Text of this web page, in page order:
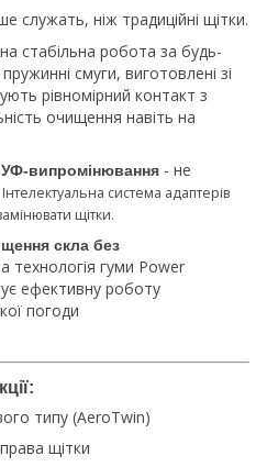
служать, ніж традиційні щітки.
стабільна робота за будь-
смуги, виготовлені зі
рівномірний контакт з
очищення навіть на
УФ-випромінювання - не
Інтелектуальна система адаптерів
щітки.
скла без
технологія гуми Power
ефективну роботу
погоди
типу (AeroTwin)
щітки